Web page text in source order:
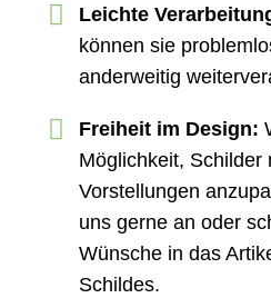
Leichte
können sie
anderweitig
Freiheit im Design:
Möglichkeit, Schilder
Vorstellungen
uns gerne an oder
Wünsche in das
Schildes.